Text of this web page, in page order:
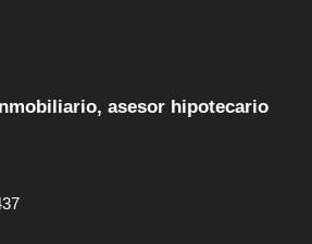
asesor hipotecario